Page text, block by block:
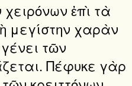
ἐπὶ τὰ
μεγίστην χαρὰν
τῶν
Πέφυκε γὰρ